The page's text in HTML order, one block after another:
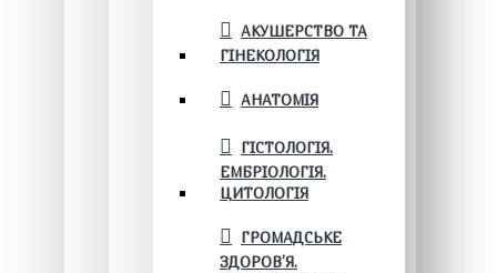
АКУШЕРСТВО ТА
ГІНЕКОЛОГІЯ
АНАТОМІЯ
ГІСТОЛОГІЯ.
ЕМБРІОЛОГІЯ.
ЦИТОЛОГІЯ
ГРОМАДСЬКЕ
ЗДОРОВ’Я.